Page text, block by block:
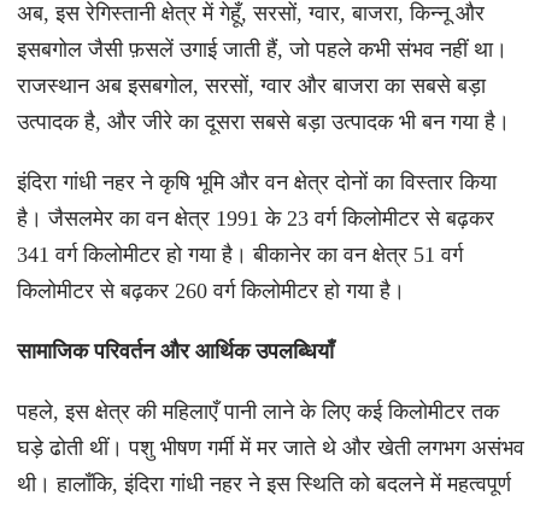
अब, इस रेगिस्तानी क्षेत्र में गेहूँ, सरसों, ग्वार, बाजरा, किन्नू और
इसबगोल जैसी फ़सलें उगाई जाती हैं, जो पहले कभी संभव नहीं था।
राजस्थान अब इसबगोल, सरसों, ग्वार और बाजरा का सबसे बड़ा
उत्पादक है, और जीरे का दूसरा सबसे बड़ा उत्पादक भी बन गया है।
इंदिरा गांधी नहर ने कृषि भूमि और वन क्षेत्र दोनों का विस्तार किया
है। जैसलमेर का वन क्षेत्र 1991 के 23 वर्ग किलोमीटर से बढ़कर
341 वर्ग किलोमीटर हो गया है। बीकानेर का वन क्षेत्र 51 वर्ग
किलोमीटर से बढ़कर 260 वर्ग किलोमीटर हो गया है।
सामाजिक परिवर्तन और आर्थिक उपलब्धियाँ
पहले, इस क्षेत्र की महिलाएँ पानी लाने के लिए कई किलोमीटर तक
घड़े ढोती थीं। पशु भीषण गर्मी में मर जाते थे और खेती लगभग असंभव
थी। हालाँकि, इंदिरा गांधी नहर ने इस स्थिति को बदलने में महत्वपूर्ण